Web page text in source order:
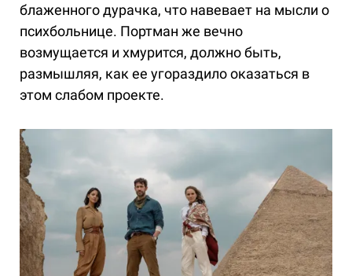
блаженного дурачка, что навевает на мысли о
психбольнице. Портман же вечно
возмущается и хмурится, должно быть,
размышляя, как ее угораздило оказаться в
этом слабом проекте.